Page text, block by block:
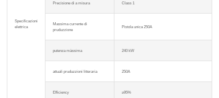
Specificazioni
elettrica
Precisione di a misura Class 1
Massima currente di
pruduzzione
Pistola unica 250A
putenza màssima 240 kW
attuali pruduzzioni litteraria 250A
Efficiency ≥95%